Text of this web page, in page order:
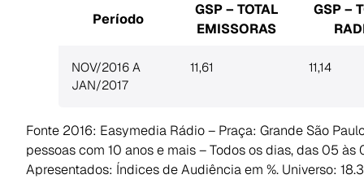
Período
GSP – TOTAL
EMISSORAS
GSP –
NOV/2016 A
JAN/2017
11,61 11,14
Fonte 2016: Easymedia Rádio – Praça: Grande São
pessoas com 10 anos e mais – Todos os dias, das 05 às
Apresentados: Índices de Audiência em %. Universo: